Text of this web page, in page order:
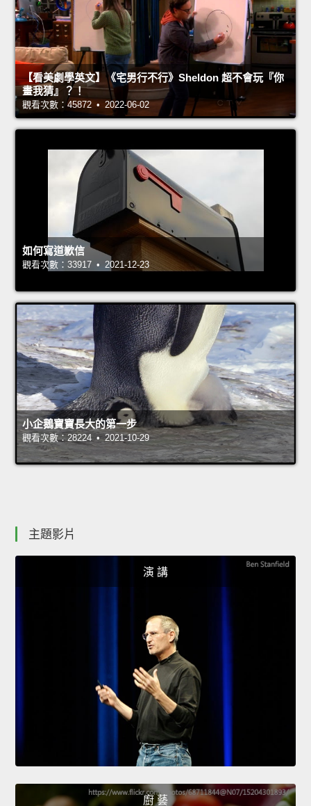
【看美劇學英文】《宅男行不行》Sheldon 超不會玩『你
畫我猜』？！
觀看次數：45872 • 2022-06-02
如何寫道歉信
觀看次數：33917 • 2021-12-23
小企鵝寶寶長大的第一步
觀看次數：28224 • 2021-10-29
主題影片
演 講
廚 藝